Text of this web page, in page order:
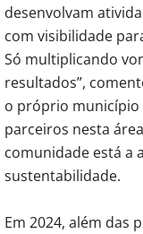
desenvolvam
com visibilidade
Só multiplicando
resultados”,
o próprio município
parceiros nesta
comunidade está a
sustentabilidade.
Em 2024, além das